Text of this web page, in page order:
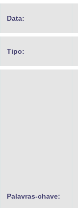
Data:
Tipo:
Palavras-chave: